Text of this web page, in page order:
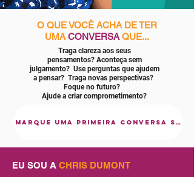
O QUE VOCÊ ACHA DE TER
UMA CONVERSA QUE...
Traga clareza aos seus
pensamentos? Aconteça sem
julgamento? Use perguntas que ajudem
a pensar? Traga novas perspectivas?
Foque no futuro?
Ajude a criar comprometimento?
Marque uma primeira conversa sem
EU SOU A CHRIS DUMONT